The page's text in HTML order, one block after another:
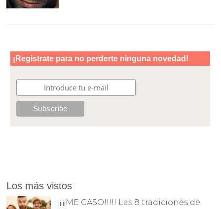
Los más vistos
¡¡¡¡¡ME CASO!!!!! Las 8 tradiciones de